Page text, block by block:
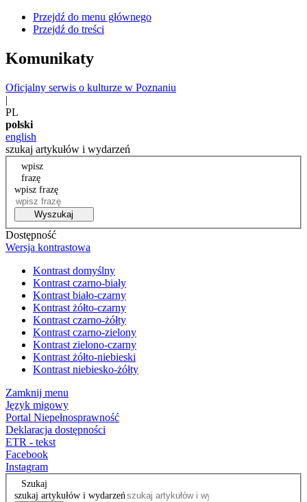
Przejdź do menu głównego
Przejdź do treści
Komunikaty
Oficjalny serwis o kulturze w Poznaniu
|
PL
polski
english
szukaj artykułów i wydarzeń
wpisz
frazę
wpisz frazę
Wyszukaj
Dostępność
Wersja kontrastowa
Kontrast domyślny
Kontrast czarno-biały
Kontrast biało-czarny
Kontrast żółto-czarny
Kontrast czarno-żółty
Kontrast czarno-zielony
Kontrast zielono-czarny
Kontrast żółto-niebieski
Kontrast niebiesko-żółty
Zamknij menu
Język migowy
Portal Niepełnosprawność
Deklaracja dostępności
ETR - tekst
Facebook
Instagram
Szukaj
szukaj artykułów i wydarzeń